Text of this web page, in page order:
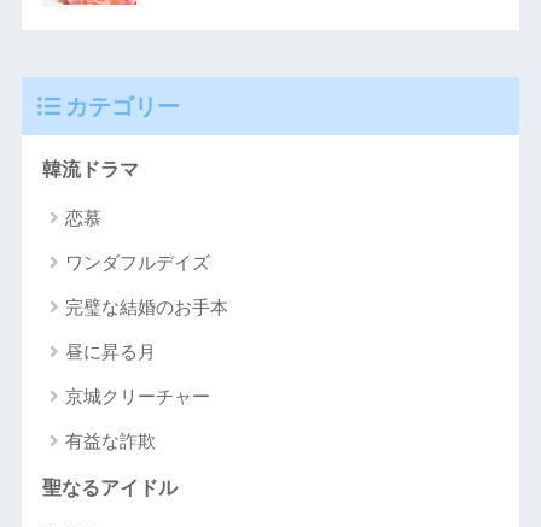
カテゴリー
韓流ドラマ
恋慕
ワンダフルデイズ
完璧な結婚のお手本
昼に昇る月
京城クリーチャー
有益な詐欺
聖なるアイドル